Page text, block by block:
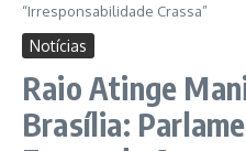
“Irresponsabilidade Crassa”
Notícias
Raio Atinge
Brasília: